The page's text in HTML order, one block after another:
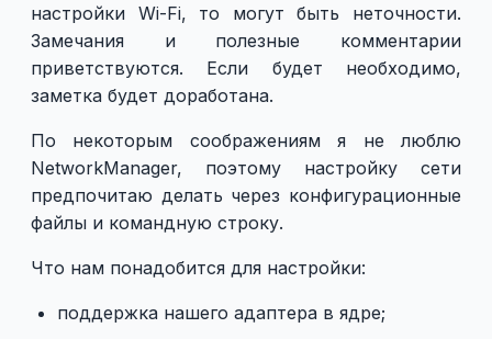
настройки Wi-Fi, то могут быть неточности.
Замечания и полезные комментарии
приветствуются. Если будет необходимо,
заметка будет доработана.
По некоторым соображениям я не люблю
NetworkManager, поэтому настройку сети
предпочитаю делать через конфигурационные
файлы и командную строку.
Что нам понадобится для настройки:
поддержка нашего адаптера в ядре;